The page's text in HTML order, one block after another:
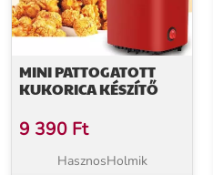
MINI PATTOGATOTT
KUKORICA KÉSZÍTŐ
9 390 Ft
HasznosHolmik